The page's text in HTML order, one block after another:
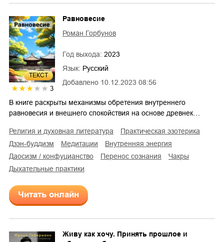
ТЕКСТ
3
Добавлено 10.12.2023 08:56
Равновесие
Роман Горбунов
Год выхода: 2023
Язык: Русский
В книге раскрыты механизмы обретения внутреннего
равновесия и внешнего спокойствия на основе древнек…
религия и духовная литература
практическая эзотерика
дзэн-буддизм
медитации
внутренняя энергия
даосизм / конфуцианство
перенос сознания
чакры
дыхательные практики
Читать онлайн
Живу как хочу. Принять прошлое и